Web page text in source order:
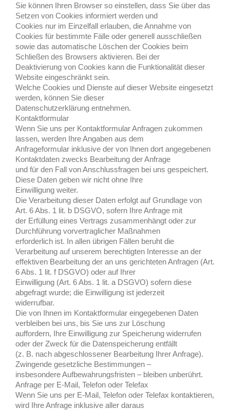
Sie können Ihren Browser so einstellen, dass Sie über das
Setzen von Cookies informiert werden und
Cookies nur im Einzelfall erlauben, die Annahme von
Cookies für bestimmte Fälle oder generell ausschließen
sowie das automatische Löschen der Cookies beim
Schließen des Browsers aktivieren. Bei der
Deaktivierung von Cookies kann die Funktionalität dieser
Website eingeschränkt sein.
Welche Cookies und Dienste auf dieser Website eingesetzt
werden, können Sie dieser
Datenschutzerklärung entnehmen.
Kontaktformular
Wenn Sie uns per Kontaktformular Anfragen zukommen
lassen, werden Ihre Angaben aus dem
Anfrageformular inklusive der von Ihnen dort angegebenen
Kontaktdaten zwecks Bearbeitung der Anfrage
und für den Fall von Anschlussfragen bei uns gespeichert.
Diese Daten geben wir nicht ohne Ihre
Einwilligung weiter.
Die Verarbeitung dieser Daten erfolgt auf Grundlage von
Art. 6 Abs. 1 lit. b DSGVO, sofern Ihre Anfrage mit
der Erfüllung eines Vertrags zusammenhängt oder zur
Durchführung vorvertraglicher Maßnahmen
erforderlich ist. In allen übrigen Fällen beruht die
Verarbeitung auf unserem berechtigten Interesse an der
effektiven Bearbeitung der an uns gerichteten Anfragen (Art.
6 Abs. 1 lit. f DSGVO) oder auf Ihrer
Einwilligung (Art. 6 Abs. 1 lit. a DSGVO) sofern diese
abgefragt wurde; die Einwilligung ist jederzeit
widerrufbar.
Die von Ihnen im Kontaktformular eingegebenen Daten
verbleiben bei uns, bis Sie uns zur Löschung
auffordern, Ihre Einwilligung zur Speicherung widerrufen
oder der Zweck für die Datenspeicherung entfällt
(z. B. nach abgeschlossener Bearbeitung Ihrer Anfrage).
Zwingende gesetzliche Bestimmungen –
insbesondere Aufbewahrungsfristen – bleiben unberührt.
Anfrage per E-Mail, Telefon oder Telefax
Wenn Sie uns per E-Mail, Telefon oder Telefax kontaktieren,
wird Ihre Anfrage inklusive aller daraus